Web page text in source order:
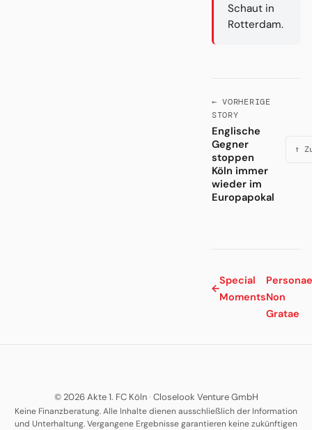
Schaut in
Rotterdam.
← VORHERIGE
STORY
Englische
Gegner
stoppen
Köln immer
wieder im
Europapokal
↑
←
Special
Moments
Personae
Non
Gratae
© 2026 Akte 1. FC Köln· Closelook Venture GmbH
Keine Finanzberatung. Alle Inhalte dienen ausschließlich der Information
und Unterhaltung. Vergangene Ergebnisse garantieren keine zukünftigen